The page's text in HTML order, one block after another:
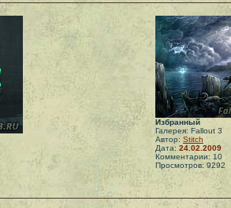
Избранный
Галерея: Fallout 3
Автор: Stitch
Дата: 24.02.2009
Комментарии: 10
Просмотров: 9292